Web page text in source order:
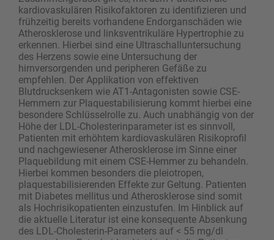
kardiovaskulären Risikofaktoren zu identifizieren und
frühzeitig bereits vorhandene Endorganschäden wie
Atherosklerose und linksventrikuläre Hypertrophie zu
erkennen. Hierbei sind eine Ultraschalluntersuchung
des Herzens sowie eine Untersuchung der
hirnversorgenden und peripheren Gefäße zu
empfehlen. Der Applikation von effektiven
Blutdrucksenkern wie AT1-Antagonisten sowie CSE-
Hemmern zur Plaquestabilisierung kommt hierbei eine
besondere Schlüsselrolle zu. Auch unabhängig von der
Höhe der LDL-Cholesterinparameter ist es sinnvoll,
Patienten mit erhöhtem kardiovaskulären Risikoprofil
und nachgewiesener Atherosklerose im Sinne einer
Plaquebildung mit einem CSE-Hemmer zu behandeln.
Hierbei kommen besonders die pleiotropen,
plaquestabilisierenden Effekte zur Geltung. Patienten
mit Diabetes mellitus und Atherosklerose sind somit
als Hochrisikopatienten einzustufen. Im Hinblick auf
die aktuelle Literatur ist eine konsequente Absenkung
des LDL-Cholesterin-Parameters auf < 55 mg/dl